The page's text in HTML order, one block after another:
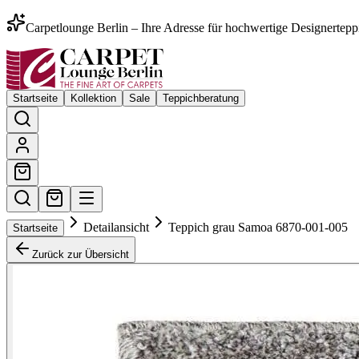
Carpetlounge Berlin – Ihre Adresse für hochwertige
Startseite Kollektion Sale Teppichberatung
Startseite Detailansicht Teppich grau Samoa 6870-001-005
Zurück zur Übersicht